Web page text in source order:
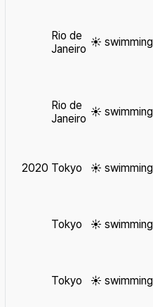
Rio de
Janeiro
☀️ swimming
Rio de
Janeiro
☀️ swimming
2020 Tokyo ☀️ swimming
Tokyo ☀️ swimming
Tokyo ☀️ swimming